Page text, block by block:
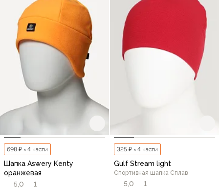
698 ₽ × 4 части
Шапка Aswery Kenty
оранжевая
5,0
1
325 ₽ × 4 части
Gulf Stream light
Спортивная шапка Сплав
5,0 1